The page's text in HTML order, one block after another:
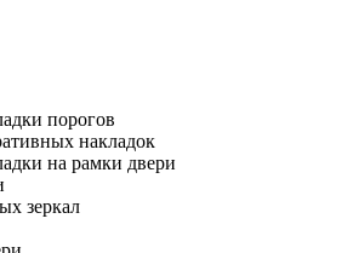
порогов
накладок
на рамки двери
зеркал